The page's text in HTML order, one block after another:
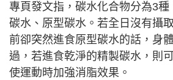
專頁發文指，碳水化合物分為3種
碳水、原型碳水。若全日沒有攝
前卻突然進食原型碳水的話，身
過，若進食乾淨的精製碳水，則
使運動時加強消脂效果。